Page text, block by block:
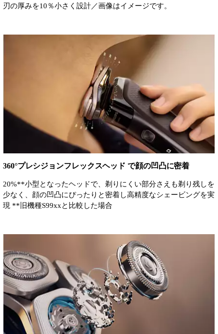
刃の厚みを10％小さく設計／画像はイメージです。
360°プレシジョンフレックスヘッド で顔の凹凸に密着
20%**小型となったヘッドで、剃りにくい部分さえも剃り残しを
少なく、顔の凹凸にぴったりと密着し高精度なシェービングを実
現 **旧機種S99xxと比較した場合